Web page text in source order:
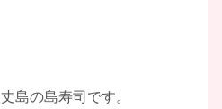
島の島寿司です。